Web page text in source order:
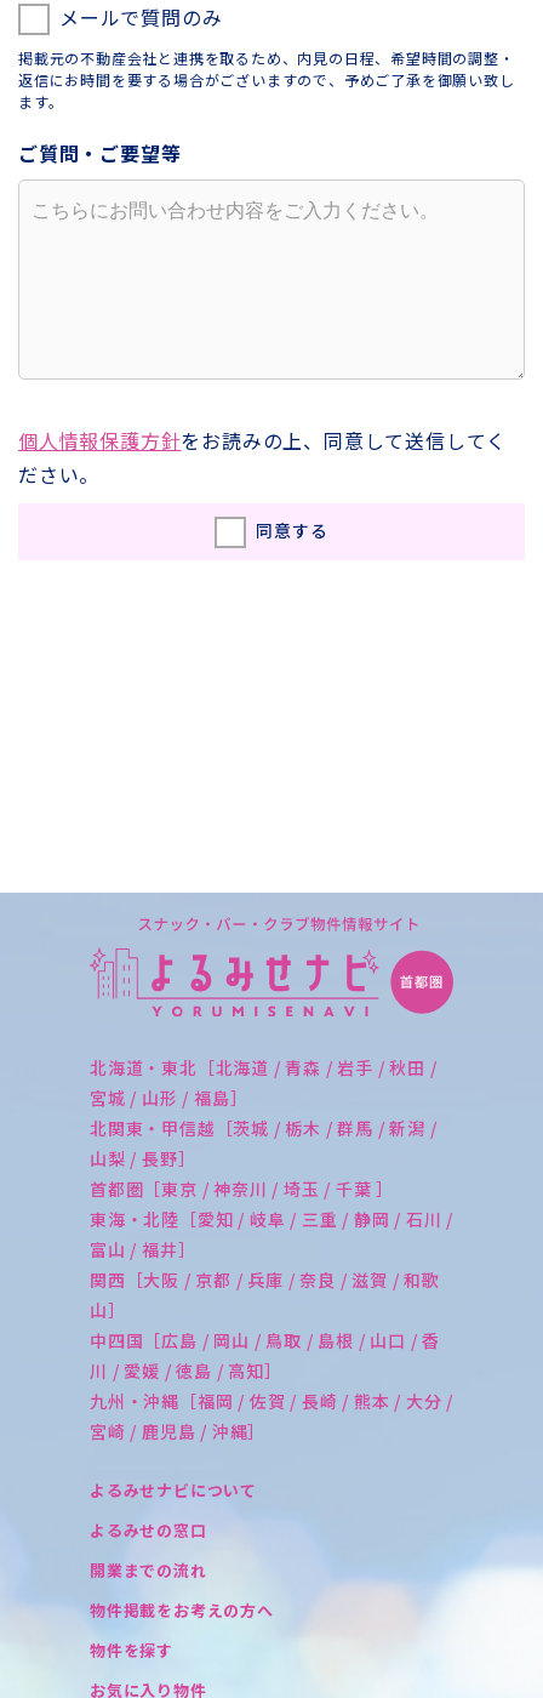
メールで質問のみ
掲載元の不動産会社と連携を取るため、内見の日程、希望時間の調整・
返信にお時間を要する場合がございますので、予めご了承を御願い致し
ます。
ご質問・ご要望等
個人情報保護方針をお読みの上、同意して送信してく
ださい。
同意する
北海道・東北［北海道 / 青森 / 岩手 / 秋田 /
宮城 / 山形 / 福島］
北関東・甲信越［茨城 / 栃木 / 群馬 / 新潟 /
山梨 / 長野］
首都圏［東京 / 神奈川 / 埼玉 / 千葉 ］
東海・北陸［愛知 / 岐阜 / 三重 / 静岡 / 石川 /
富山 / 福井］
関西［大阪 / 京都 / 兵庫 / 奈良 / 滋賀 / 和歌
山］
中四国［広島 / 岡山 / 鳥取 / 島根 / 山口 / 香
川 / 愛媛 / 徳島 / 高知］
九州・沖縄［福岡 / 佐賀 / 長崎 / 熊本 / 大分 /
宮崎 / 鹿児島 / 沖縄］
よるみせナビについて
よるみせの窓口
開業までの流れ
物件掲載をお考えの方へ
物件を探す
お気に入り物件